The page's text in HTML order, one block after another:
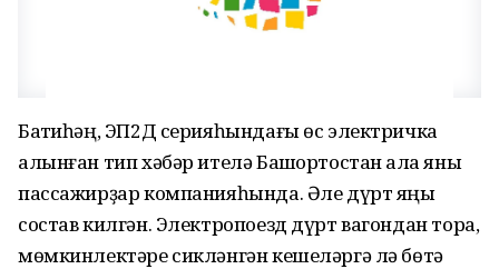
Баҡтиһәң, ЭП2Д серияһындағы өс электричка
алынған тип хәбәр ителә Башҡортостан ҡала яны
пассажирҙар компанияһында. Әле дүрт яңы
состав килгән. Электропоезд дүрт вагондан тора,
мөмкинлектәре сикләнгән кешеләргә лә бөтә